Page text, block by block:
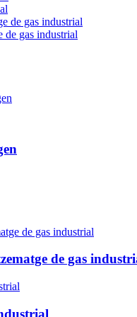
de gas industrial
de gas industrial
de gas